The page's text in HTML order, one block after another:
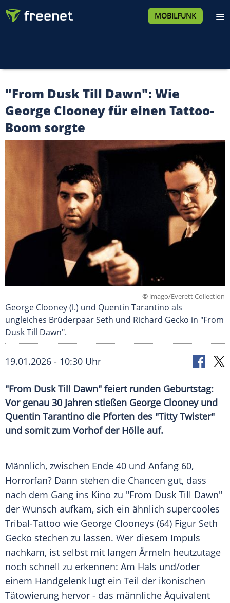
MOBILFUNK
"From Dusk Till Dawn": Wie
George Clooney für einen Tattoo-
Boom sorgte
© imago/Everett Collection
George Clooney (l.) und Quentin Tarantino als
ungleiches Brüderpaar Seth und Richard Gecko in "From
Dusk Till Dawn".
19.01.2026 - 10:30 Uhr
"From Dusk Till Dawn" feiert runden Geburtstag:
Vor genau 30 Jahren stießen George Clooney und
Quentin Tarantino die Pforten des "Titty Twister"
und somit zum Vorhof der Hölle auf.
Männlich, zwischen Ende 40 und Anfang 60,
Horrorfan? Dann stehen die Chancen gut, dass
nach dem Gang ins Kino zu "From Dusk Till Dawn"
der Wunsch aufkam, sich ein ähnlich supercooles
Tribal-Tattoo wie George Clooneys (64) Figur Seth
Gecko stechen zu lassen. Wer diesem Impuls
nachkam, ist selbst mit langen Ärmeln heutzutage
noch schnell zu erkennen: Am Hals und/oder
einem Handgelenk lugt ein Teil der ikonischen
Tätowierung hervor - das männliche Äquivalent